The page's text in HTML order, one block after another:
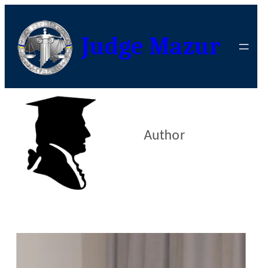
Judge Mazur
Author